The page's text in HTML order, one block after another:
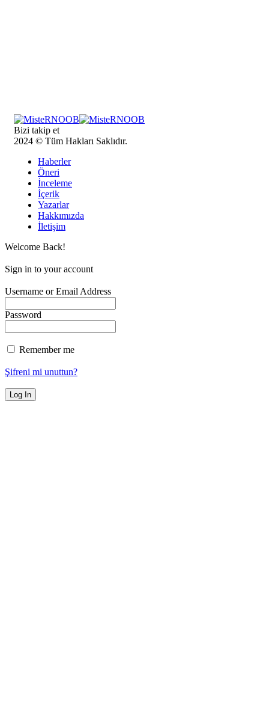
Bizi takip et
2024 © Tüm Hakları Saklıdır.
Haberler
Öneri
İnceleme
İçerik
Yazarlar
Hakkımızda
İletişim
Welcome Back!
Sign in to your account
Username or Email Address
Password
Remember me
Şifreni mi unuttun?